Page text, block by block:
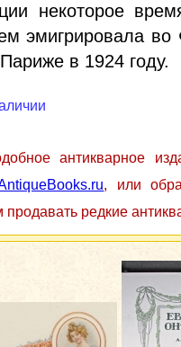
некоторое
эмигрировала
в 1924 году.
антикварное
, или
редкие